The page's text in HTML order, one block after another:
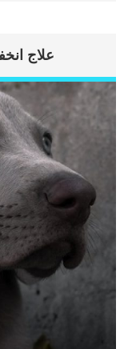
الكلاب كائنات
واحتمالية أكل كمية
إجراءات علاج تسمم كلبك
تتردد ابدا فى التوجه
علاج